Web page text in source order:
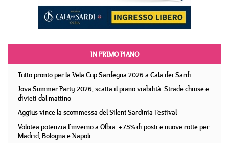
IN PRIMO PIANO
Tutto pronto per la Vela Cup Sardegna 2026 a Cala dei Sardi
Jova Summer Party 2026, scatta il piano viabilità. Strade chiuse e
divieti dal mattino
Aggius vince la scommessa del Silent Sardinia Festival
Volotea potenzia l'inverno a Olbia: +75% di posti e nuove rotte per
Madrid, Bologna e Napoli